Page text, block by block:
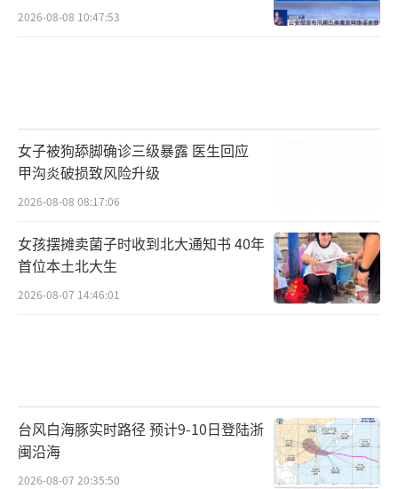
2026-08-08 10:47:53
女子被狗舔脚确诊三级暴露 医生回应
甲沟炎破损致风险升级
2026-08-08 08:17:06
女孩摆摊卖菌子时收到北大通知书 40年
首位本土北大生
2026-08-07 14:46:01
台风白海豚实时路径 预计9-10日登陆浙
闽沿海
2026-08-07 20:35:50